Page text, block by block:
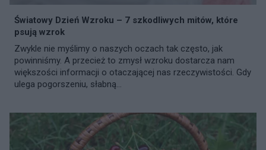
Światowy Dzień Wzroku – 7 szkodliwych mitów, które
psują wzrok
Zwykle nie myślimy o naszych oczach tak często, jak
powinniśmy. A przecież to zmysł wzroku dostarcza nam
większości informacji o otaczającej nas rzeczywistości. Gdy
ulega pogorszeniu, słabną...